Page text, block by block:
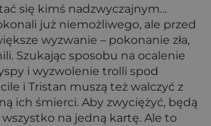
się kimś nadzwyczajnym…
już niemożliwego, ale przed
wyzwanie – pokonanie zła,
Szukając sposobu na ocalenie
i wyzwolenie trolli spod
i Tristan muszą też walczyć z
ich śmierci. Aby zwyciężyć, będą
na jedną kartę. Ale to